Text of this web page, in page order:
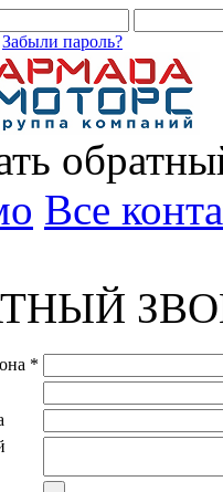
Забыли пароль?
Все
*